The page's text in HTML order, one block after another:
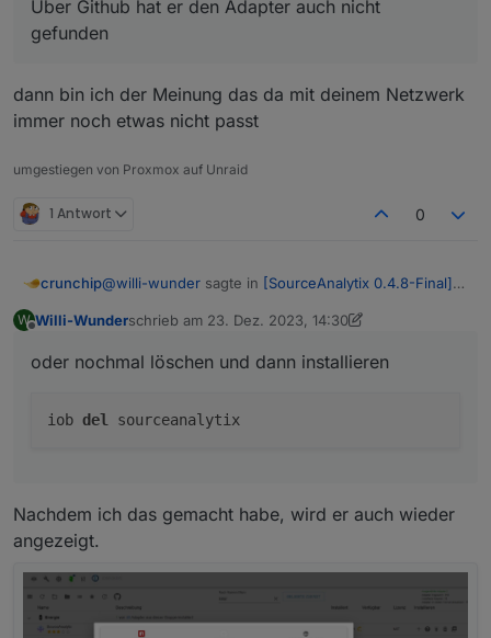
system.adapter.vis-colorpicker         :
system.adapter.vis-inventwo            :
system.adapter.vis-jqui-mfd            :
system.adapter.web                     :
Über Github hat er den Adapter auch nicht
gefunden
dann bin ich der Meinung das da mit deinem Netzwerk
immer noch etwas nicht passt
umgestiegen von Proxmox auf Unraid
1 Antwort 0
crunchip@willi-wunder sagte in [SourceAnalytix 0.4.8-Final]
v0.4.14
W Willi-Wunderschrieb am 23. Dez. 2023, 14:30
zuletzt editiert von Willi-Wunder
oder nochmal löschen und dann installieren
iob del sourceanalytix
Nachdem ich das gemacht habe, wird er auch wieder
angezeigt.